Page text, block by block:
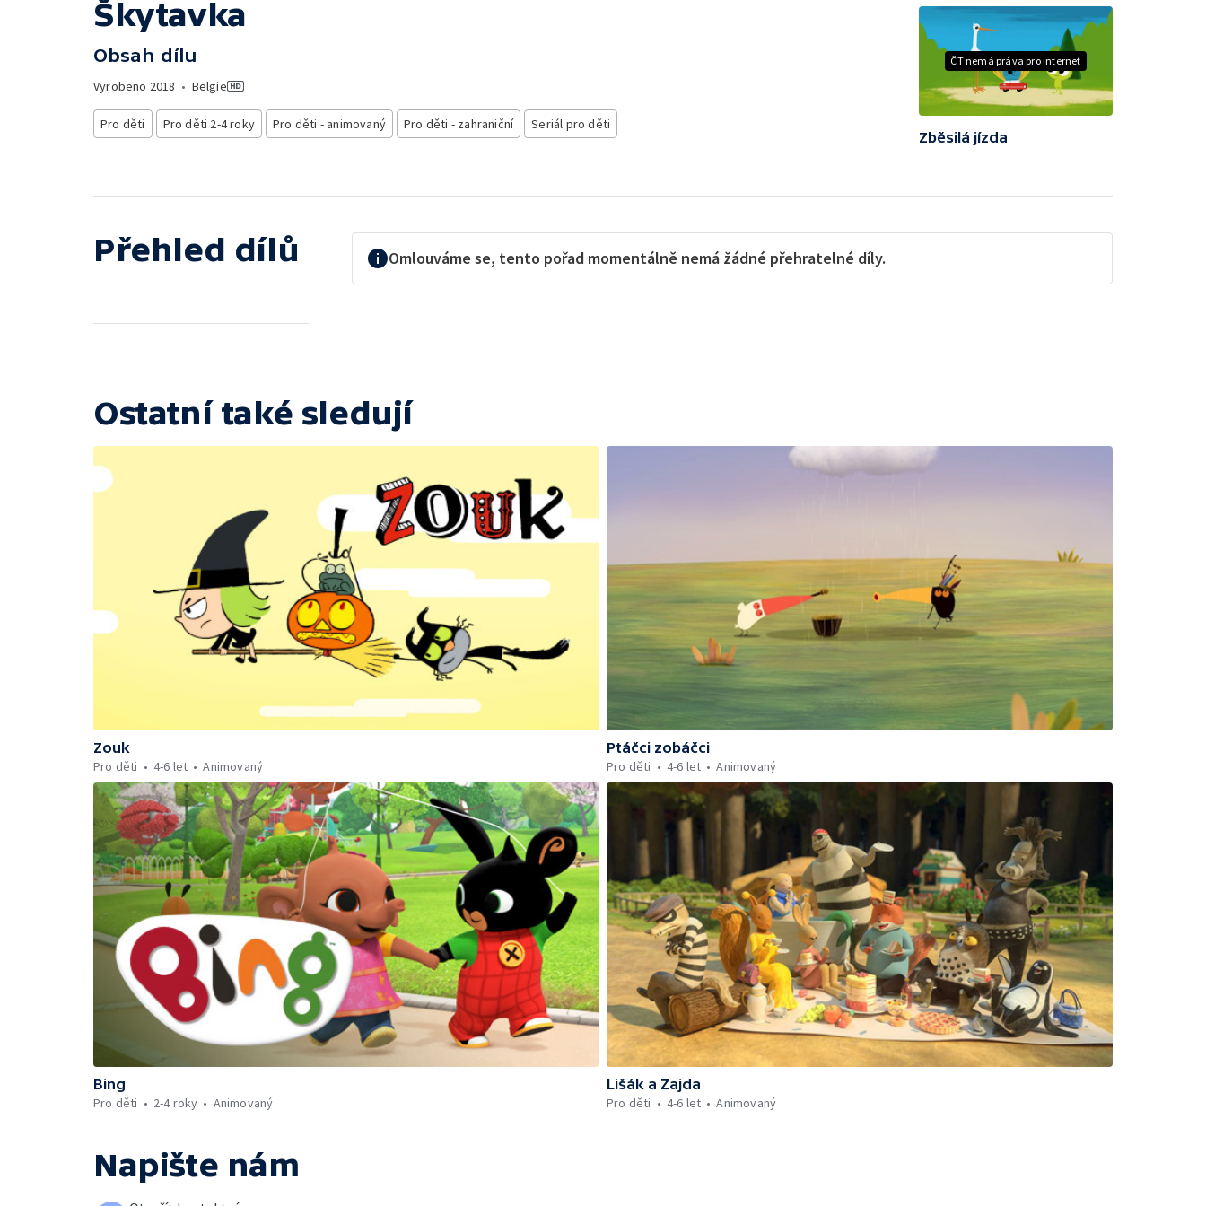
Škytavka
Obsah dílu
Vyrobeno 2018 • Belgie
Pro děti Pro děti 2-4 roky Pro děti - animovaný Pro děti - zahraniční Seriál pro děti
ČT nemá práva pro internet
Zběsilá jízda
Přehled dílů Omlouváme se, tento pořad momentálně nemá žádné přehratelné díly.
Ostatní také sledují
Zouk
Pro děti
4-6 let Animovaný
Ptáčci zobáčci
Pro děti
4-6 let Animovaný
Bing
Pro děti
2-4 roky Animovaný
Lišák a Zajda
Pro děti
4-6 let Animovaný
Napište nám